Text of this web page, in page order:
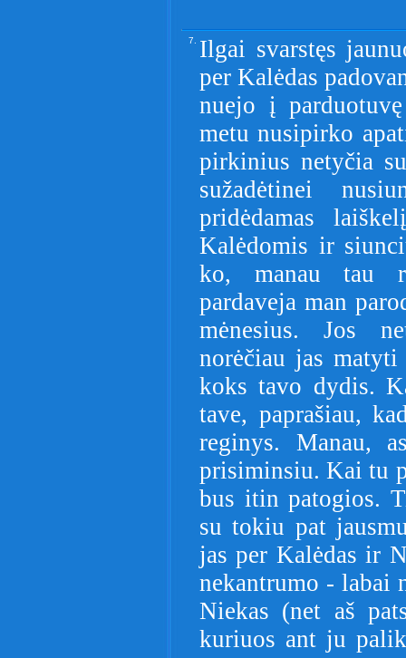
7. Ilgai svarstęs
per Kalėdas
nuejo į
metu nusipirko
pirkinius netyčia
sužadėtinei
pridėdamas
Kalėdomis ir
ko, manau tau
pardaveja man
mėnesius. Jos
norėčiau jas
koks tavo dydis.
tave, paprašiau,
reginys. Manau,
prisiminsiu. Kai tu
bus itin patogios.
su tokiu pat
jas per Kalėdas ir
nekantrumo - labai
Niekas (net aš
kuriuos ant ju